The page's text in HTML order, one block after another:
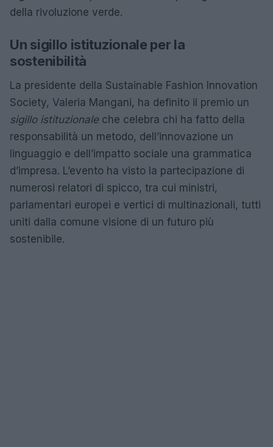
della rivoluzione verde.
Un sigillo istituzionale per la
sostenibilità
La presidente della Sustainable Fashion Innovation
Society, Valeria Mangani, ha definito il premio un
sigillo istituzionaleche celebra chi ha fatto della
responsabilità un metodo, dell’innovazione un
linguaggio e dell’impatto sociale una grammatica
d’impresa. L’evento ha visto la partecipazione di
numerosi relatori di spicco, tra cui ministri,
parlamentari europei e vertici di multinazionali, tutti
uniti dalla comune visione di un futuro più
sostenibile.